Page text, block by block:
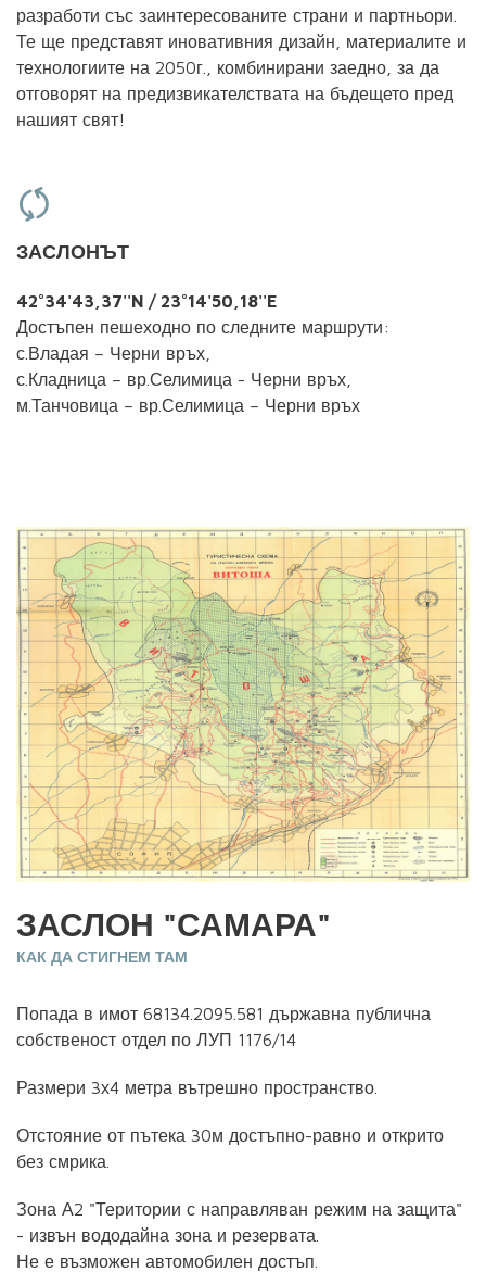
разработи със заинтересованите страни и партньори.
Те ще представят иновативния дизайн, материалите и
технологиите на 2050г., комбинирани заедно, за да
отговорят на предизвикателствата на бъдещето пред
нашият свят!
ЗАСЛОНЪТ
42°34'43,37''N / 23°14'50,18''E
Достъпен пешеходно по следните маршрути:
с.Владая – Черни връх,
с.Кладница – вр.Селимица - Черни връх,
м.Танчовица – вр.Селимица – Черни връх
ЗАСЛОН "САМАРА"
КАК ДА СТИГНЕМ ТАМ
Попада в имот 68134.2095.581 държавна публична
собственост отдел по ЛУП 1176/14
Размери 3х4 метра вътрешно пространство.
Отстояние от пътека 30м достъпно-равно и открито
без смрика.
Зона А2 "Територии с направляван режим на защита"
- извън вододайна зона и резервата.
Не е възможен автомобилен достъп.